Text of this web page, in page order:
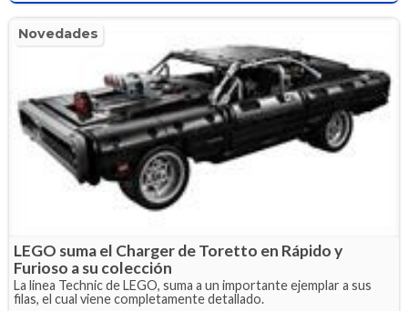
Novedades
LEGO suma el Charger de Toretto en Rápido y
Furioso a su colección
La linea Technic de LEGO, suma a un importante ejemplar a sus
filas, el cual viene completamente detallado.